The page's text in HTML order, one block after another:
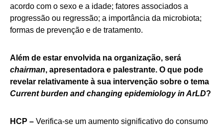
acordo com o sexo e a idade; fatores associados a
progressão ou regressão; a importância da microbiota;
formas de prevenção e de tratamento.
Além de estar envolvida na organização, será
chairman, apresentadora e palestrante. O que pode
revelar relativamente à sua intervenção sobre o tema
Current burden and changing epidemiology in ArLD?
HCP – Verifica-se um aumento significativo do consumo